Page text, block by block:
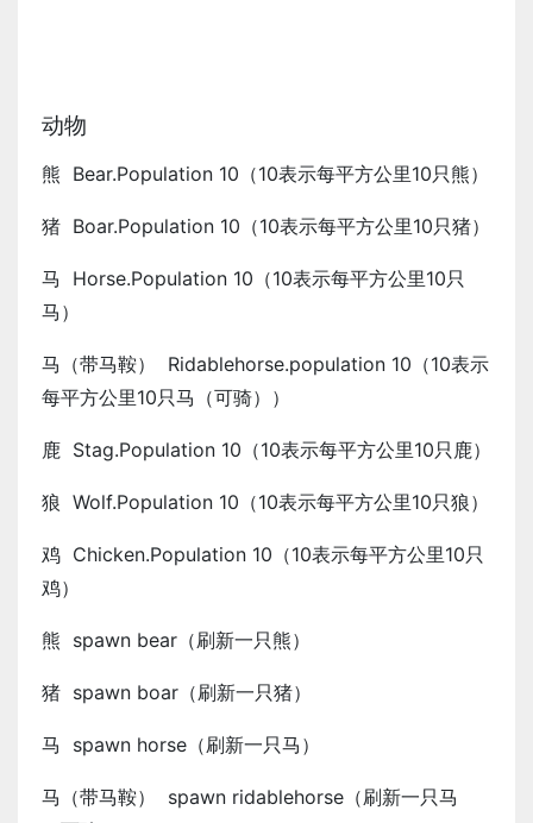
动物
熊 Bear.Population 10（10表示每平方公里10只熊）
猪 Boar.Population 10（10表示每平方公里10只猪）
马 Horse.Population 10（10表示每平方公里10只
马）
马（带马鞍） Ridablehorse.population 10（10表示
每平方公里10只马（可骑））
鹿 Stag.Population 10（10表示每平方公里10只鹿）
狼 Wolf.Population 10（10表示每平方公里10只狼）
鸡 Chicken.Population 10（10表示每平方公里10只
鸡）
熊 spawn bear（刷新一只熊）
猪 spawn boar（刷新一只猪）
马 spawn horse（刷新一只马）
马（带马鞍） spawn ridablehorse（刷新一只马